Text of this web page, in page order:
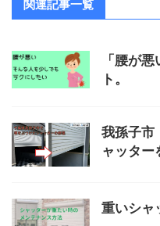
関連記事一覧
「腰が
ト。
我孫子
ャッタ
重いシャ